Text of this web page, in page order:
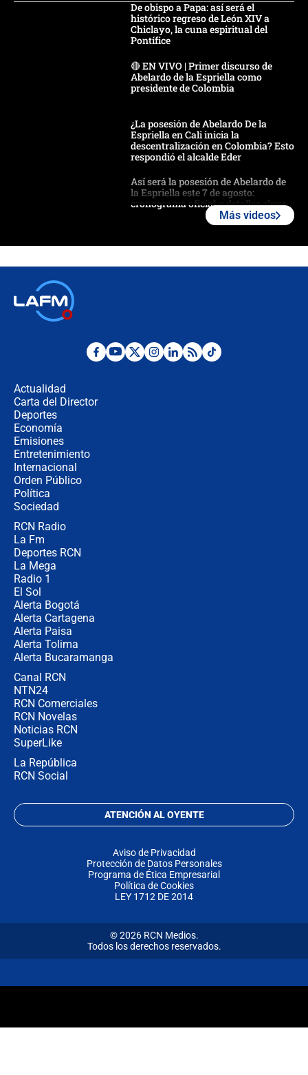
De obispo a Papa: así será el
histórico regreso de León XIV a
Chiclayo, la cuna espiritual del
Pontífice
🔴 EN VIVO | Primer discurso de
Abelardo de la Espriella como
presidente de Colombia
¿La posesión de Abelardo De la
Espriella en Cali inicia la
descentralización en Colombia? Esto
respondió el alcalde Eder
Así será la posesión de Abelardo de
la Espriella este 7 de agosto:
cronograma oficial y detalles clave
Las seis de las 6 con Juan Lozano |
Más videos
Actualidad
Carta del Director
Deportes
Economía
Emisiones
Entretenimiento
Internacional
Orden Público
Política
Sociedad
RCN Radio
La Fm
Deportes RCN
La Mega
Radio 1
El Sol
Alerta Bogotá
Alerta Cartagena
Alerta Paisa
Alerta Tolima
Alerta Bucaramanga
Canal RCN
NTN24
RCN Comerciales
RCN Novelas
Noticias RCN
SuperLike
La República
RCN Social
ATENCIÓN AL OYENTE
Aviso de Privacidad
Protección de Datos Personales
Programa de Ética Empresarial
Política de Cookies
LEY 1712 DE 2014
© 2026 RCN Medios.
Todos los derechos reservados.